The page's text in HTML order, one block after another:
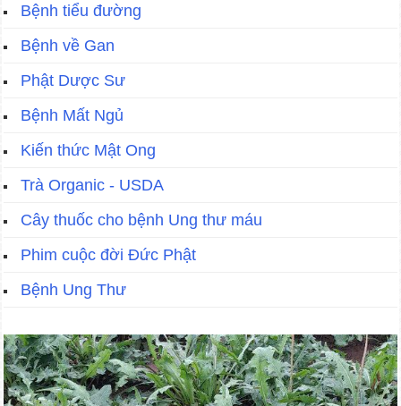
Bệnh tiểu đường
Bệnh về Gan
Phật Dược Sư
Bệnh Mất Ngủ
Kiến thức Mật Ong
Trà Organic - USDA
Cây thuốc cho bệnh Ung thư máu
Phim cuộc đời Đức Phật
Bệnh Ung Thư